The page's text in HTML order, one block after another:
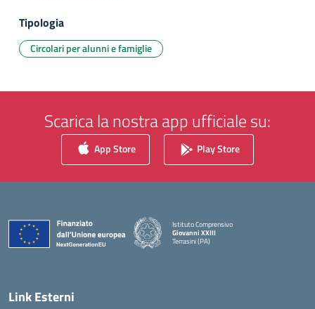
Tipologia
Circolari per alunni e famiglie
Scarica la nostra app ufficiale su:
App Store Play Store
Istituto Comprensivo
Giovanni XXIII
Terrasini (PA)
Link Esterni